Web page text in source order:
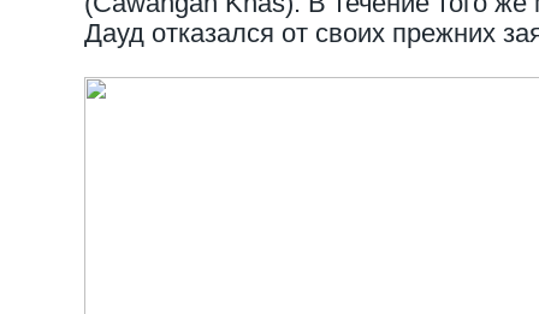
Дауд отказался от своих прежних